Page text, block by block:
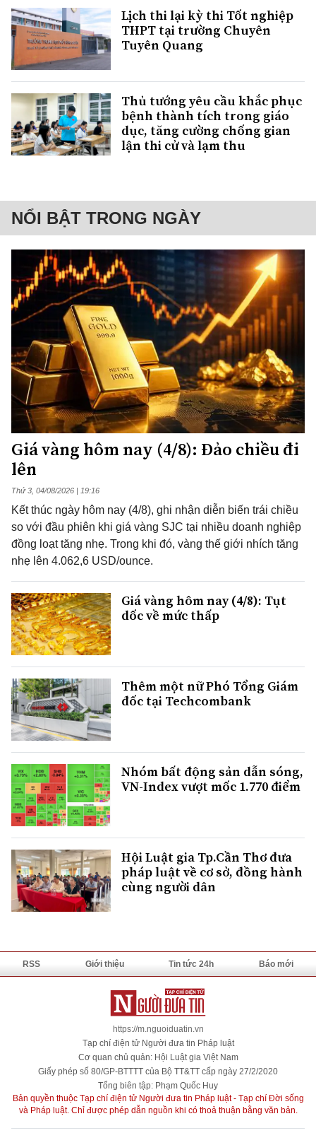
Lịch thi lại kỳ thi Tốt nghiệp
THPT tại trường Chuyên
Tuyên Quang
Thủ tướng yêu cầu khắc phục
bệnh thành tích trong giáo
dục, tăng cường chống gian
lận thi cử và lạm thu
NỔI BẬT TRONG NGÀY
Giá vàng hôm nay (4/8): Đảo chiều đi
lên
Thứ 3, 04/08/2026 | 19:16
Kết thúc ngày hôm nay (4/8), ghi nhận diễn biến trái chiều
so với đầu phiên khi giá vàng SJC tại nhiều doanh nghiệp
đồng loạt tăng nhẹ. Trong khi đó, vàng thế giới nhích tăng
nhẹ lên 4.062,6 USD/ounce.
Giá vàng hôm nay (4/8): Tụt
dốc về mức thấp
Thêm một nữ Phó Tổng Giám
đốc tại Techcombank
Nhóm bất động sản dẫn sóng,
VN-Index vượt mốc 1.770 điểm
Hội Luật gia Tp.Cần Thơ đưa
pháp luật về cơ sở, đồng hành
cùng người dân
RSS Giới thiệu Tin tức 24h Báo mới
https://m.nguoiduatin.vn
Tạp chí điện tử Người đưa tin Pháp luật
Cơ quan chủ quản: Hội Luật gia Việt Nam
Giấy phép số 80/GP-BTTTT của Bộ TT&TT cấp ngày 27/2/2020
Tổng biên tập: Phạm Quốc Huy
Bản quyền thuộc Tạp chí điện tử Người đưa tin Pháp luật - Tạp chí Đời sống
và Pháp luật. Chỉ được phép dẫn nguồn khi có thoả thuận bằng văn bản.